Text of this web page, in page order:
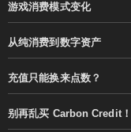
游戏消费模式变化
从纯消费到数字资产
充值只能换来点数？
别再乱买 Carbon Credit！